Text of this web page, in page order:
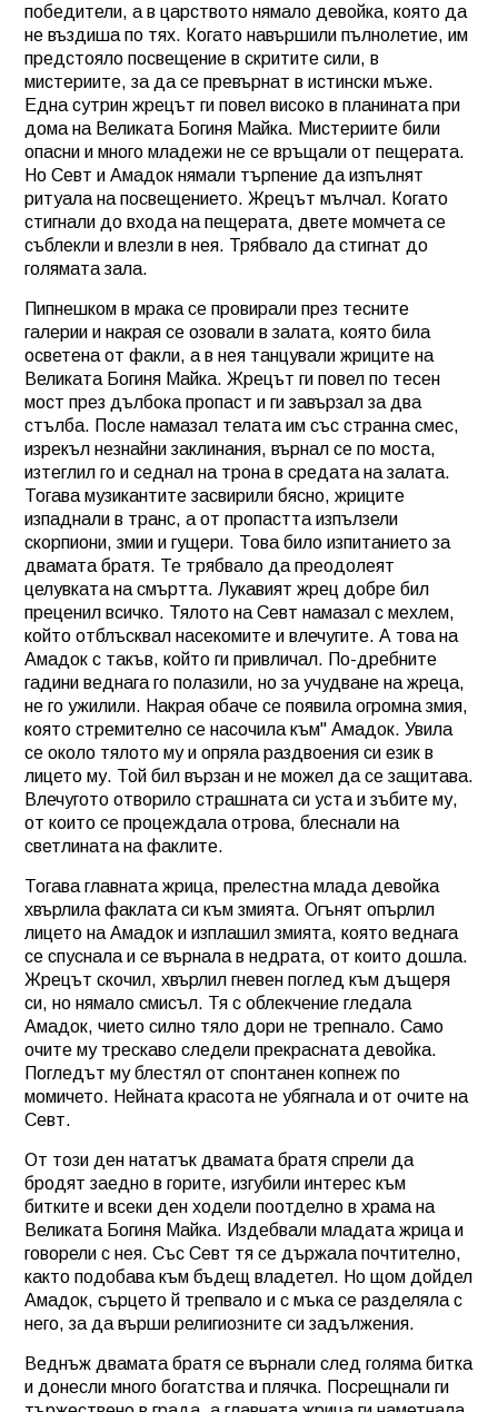
победители, а в царството нямало девойка, която да
не въздиша по тях. Когато навършили пълнолетие, им
предстояло посвещение в скритите сили, в
мистериите, за да се превърнат в истински мъже.
Една сутрин жрецът ги повел високо в планината при
дома на Великата Богиня Майка. Мистериите били
опасни и много младежи не се връщали от пещерата.
Но Севт и Амадок нямали търпение да изпълнят
ритуала на посвещението. Жрецът мълчал. Когато
стигнали до входа на пещерата, двете момчета се
съблекли и влезли в нея. Трябвало да стигнат до
голямата зала.
Пипнешком в мрака се провирали през тесните
галерии и накрая се озовали в залата, която била
осветена от факли, а в нея танцували жриците на
Великата Богиня Майка. Жрецът ги повел по тесен
мост през дълбока пропаст и ги завързал за два
стълба. После намазал телата им със странна смес,
изрекъл незнайни заклинания, върнал се по моста,
изтеглил го и седнал на трона в средата на залата.
Тогава музикантите засвирили бясно, жриците
изпаднали в транс, а от пропастта изпълзели
скорпиони, змии и гущери. Това било изпитанието за
двамата братя. Те трябвало да преодолеят
целувката на смъртта. Лукавият жрец добре бил
преценил всичко. Тялото на Севт намазал с мехлем,
който отблъсквал насекомите и влечугите. А това на
Амадок с такъв, който ги привличал. По-дребните
гадини веднага го полазили, но за учудване на жреца,
не го ужилили. Накрая обаче се появила огромна змия,
която стремително се насочила към" Амадок. Увила
се около тялото му и опряла раздвоения си език в
лицето му. Той бил вързан и не можел да се защитава.
Влечугото отворило страшната си уста и зъбите му,
от които се процеждала отрова, блеснали на
светлината на факлите.
Тогава главната жрица, прелестна млада девойка
хвърлила факлата си към змията. Огънят опърлил
лицето на Амадок и изплашил змията, която веднага
се спуснала и се върнала в недрата, от които дошла.
Жрецът скочил, хвърлил гневен поглед към дъщеря
си, но нямало смисъл. Тя с облекчение гледала
Амадок, чието силно тяло дори не трепнало. Само
очите му трескаво следели прекрасната девойка.
Погледът му блестял от спонтанен копнеж по
момичето. Нейната красота не убягнала и от очите на
Севт.
От този ден нататък двамата братя спрели да
бродят заедно в горите, изгубили интерес към
битките и всеки ден ходели поотделно в храма на
Великата Богиня Майка. Издебвали младата жрица и
говорели с нея. Със Севт тя се държала почтително,
както подобава към бъдещ владетел. Но щом дойдел
Амадок, сърцето й трепвало и с мъка се разделяла с
него, за да върши религиозните си задължения.
Веднъж двамата братя се върнали след голяма битка
и донесли много богатства и плячка. Посрещнали ги